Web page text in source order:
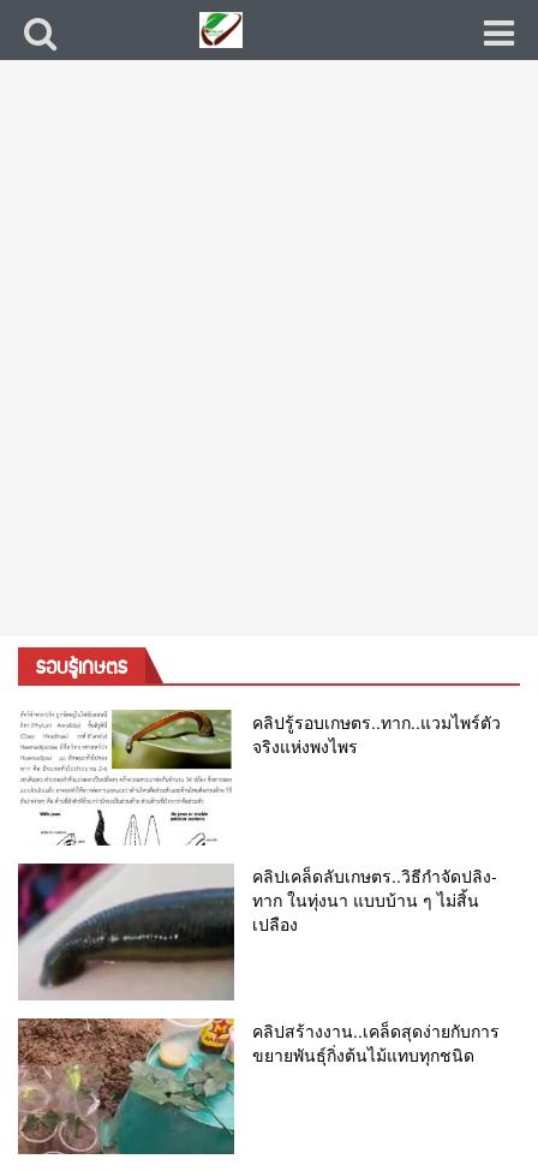
รอบรู้เกษตร
คลิปรู้รอบเกษตร..ทาก..แวมไพร์ตัว
จริงแห่งพงไพร
คลิปเคล็ดลับเกษตร..วิธีกำจัดปลิง-
ทาก ในทุ่งนา แบบบ้าน ๆ ไม่สิ้น
เปลือง
คลิปสร้างงาน..เคล็ดสุดง่ายกับการ
ขยายพันธุ์กิ่งต้นไม้แทบทุกชนิด